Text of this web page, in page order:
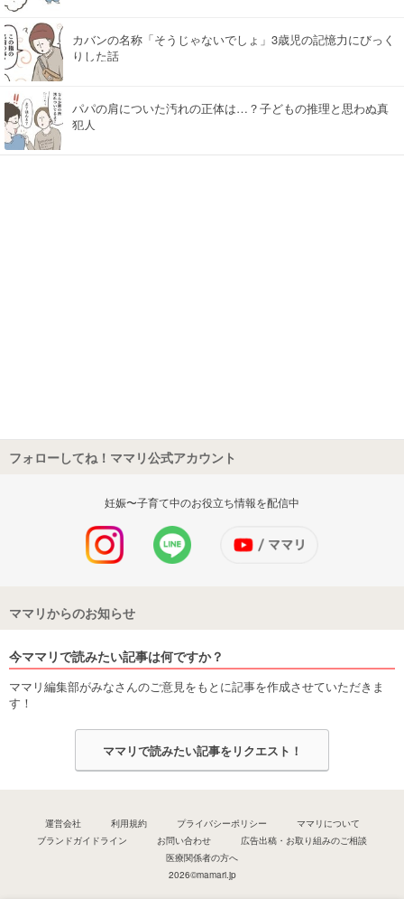
カバンの名称「そうじゃないでしょ」3歳児の記憶力にびっく
りした話
パパの肩についた汚れの正体は…？子どもの推理と思わぬ真
犯人
フォローしてね！ママリ公式アカウント
妊娠〜子育て中のお役立ち情報を配信中
ママリからのお知らせ
今ママリで読みたい記事は何ですか？
ママリ編集部がみなさんのご意見をもとに記事を作成させていただきま
す！
ママリで読みたい記事をリクエスト！
運営会社 利用規約 プライバシーポリシー
ママリについて
ブランドガイドライン
お問い合わせ
広告出稿・お取り組みのご相談
医療関係者の方へ
2026©mamari.jp